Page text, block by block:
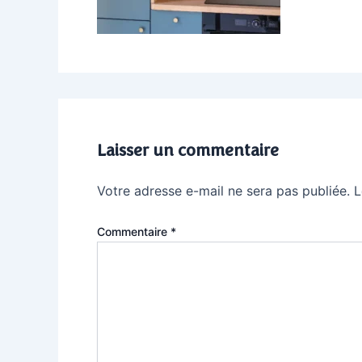
Laisser un commentaire
Votre adresse e-mail ne sera pas publiée.
Commentaire *